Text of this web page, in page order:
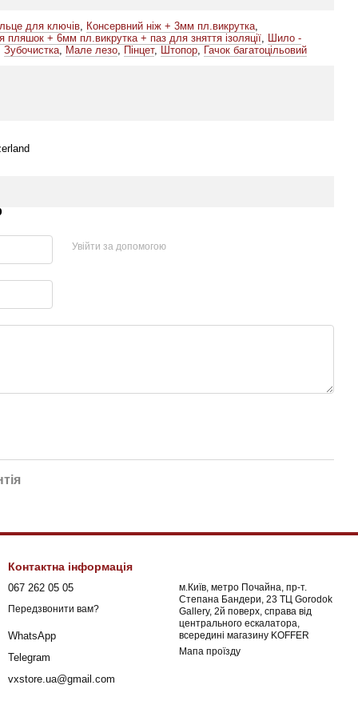
для ключів Консервний ніж + 3мм пл.викрутка
пляшок + 6мм пл.викрутка + паз для зняття ізоляції Шило -
Зубочистка Мале лезо Пінцет, Штопор Гачок багатоцільовий
Увійти за допомогою
Контактна інформація
067 262 05 05
Передзвонити вам?
WhatsApp
Telegram
vxstore.ua@gmail.com
м.Київ, метро Почайна, пр-т.
Степана Бандери, 23 ТЦ Gorodok
Gallery, 2й поверх, справа від
центрального ескалатора,
всередині магазину KOFFER
Мапа проїзду